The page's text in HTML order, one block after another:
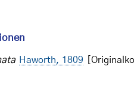
Haworth, 1809